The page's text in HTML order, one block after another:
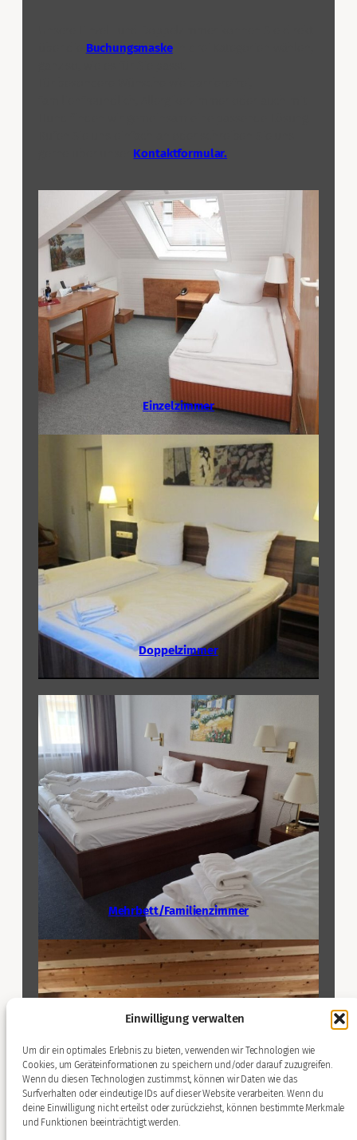
Einwilligung verwalten
Um dir ein optimales Erlebnis zu bieten, verwenden wir Technologien wie
Cookies, um Geräteinformationen zu speichern und/oder darauf zuzugreifen.
Wenn du diesen Technologien zustimmst, können wir Daten wie das
Surfverhalten oder eindeutige IDs auf dieser Website verarbeiten. Wenn du
deine Einwilligung nicht erteilst oder zurückziehst, können bestimmte Merkmale
und Funktionen beeinträchtigt werden.
Buchungsmaskein drei Kategorien wählen,
Kontaktformular.
Einzelzimmer
Doppelzimmer
Mehrbett/Familienzimmer